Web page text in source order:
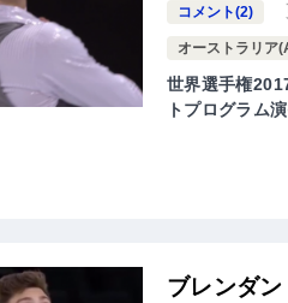
コメント(2)
オーストラリア
世界選手権
トプログラム
ブレンダ